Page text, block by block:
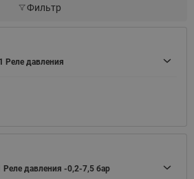
Фильтр
Реле давления
Реле давления -0,2-7,5 бар